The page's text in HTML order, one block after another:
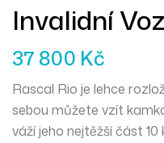
Invalidní
37 800 Kč
Rascal Rio je lehce
sebou můžete vzít
váží jeho nejtěžší část 10